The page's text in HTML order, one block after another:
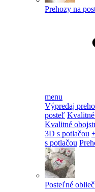
Prehozy na
menu
Výpredaj
posteľ
Kvalitné
3D s potlačou
s potlačou
Posteľné